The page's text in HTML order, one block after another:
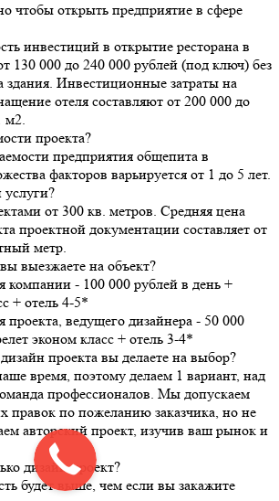
чтобы открыть предприятие в сфере
инвестиций в открытие ресторана в
130 000 до 240 000 рублей (под ключ) без
здания. Инвестиционные затраты на
отеля составляют от 200 000 до
м2.
проекта?
предприятия общепита в
факторов варьируется от 1 до 5 лет.
услуги?
от 300 кв. метров. Средняя цена
проектной документации составляет от
метр.
выезжаете на объект?
компании - 100 000 рублей в день +
+ отель 4-5*
проекта, ведущего дизайнера - 50 000
эконом класс + отель 3-4*
проекта вы делаете на выбор?
время, поэтому делаем 1 вариант, над
профессионалов. Мы допускаем
правок по пожеланию заказчика, но не
авторский проект, изучив ваш рынок и
дизайн проект?
будет выше, чем если вы закажите